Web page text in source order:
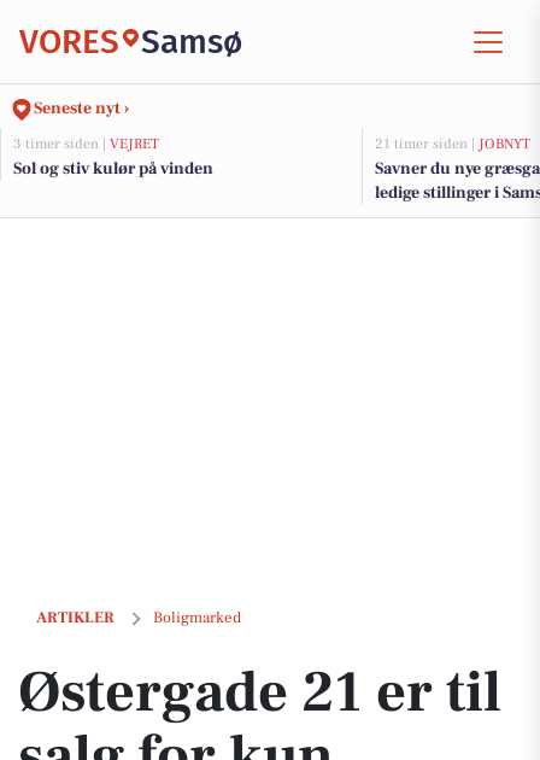
VORES Samsø
Seneste nyt ›
3 timer siden | VEJRET
Sol og stiv kulør på vinden
21 timer siden | JOBNYT
Savner du nye
ledige stillinger i
ARTIKLER Boligmarked
Østergade 21 er til salg for kun 650.000 kr.: Se de billigste boliger til
Østergade 21 er til